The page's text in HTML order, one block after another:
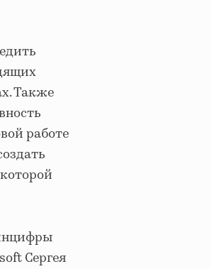
Также
работе
Сергея